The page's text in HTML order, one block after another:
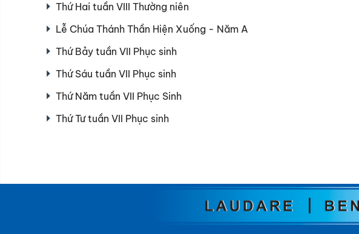
Thứ Hai tuần VIII Thường niên
Lễ Chúa Thánh Thần Hiện Xuống - Năm A
Thứ Bảy tuần VII Phục sinh
Thứ Sáu tuần VII Phục sinh
Thứ Năm tuần VII Phục Sinh
Thứ Tư tuần VII Phục sinh